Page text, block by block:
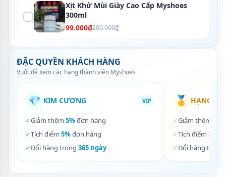
Xịt Khử Mùi Giày Cao Cấp Myshoes
300ml
99.000₫200.000₫
ĐẶC QUYỀN KHÁCH HÀNG
Vuốt để xem các hạng thành viên Myshoes
💎 KIM CƯƠNG VIP
✓Giảm thêm 5%đơn hàng
✓Tích điểm 5%đơn hàng
✓Đổi hàng trong 365 ngày
🥇 HẠNG
✓Giảm thêm
✓Tích điểm 3%
✓Đổi hàng trong